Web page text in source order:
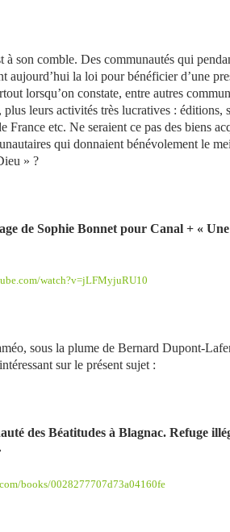
à son comble. Des communautés qui
aujourd’hui la loi pour bénéficier d’une
lorsqu’on constate, entre autres
plus leurs activités très lucratives : éditions,
France etc. Ne seraient ce pas des biens
qui donnaient bénévolement le
» ?
de Sophie Bonnet pour Canal + «
watch?v=jLFMyjuRU10
sous la plume de Bernard Dupont-
sur le présent sujet :
des Béatitudes à Blagnac. Refuge
books/0028277707d73a04160fe